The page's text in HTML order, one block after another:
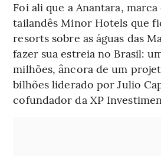
Foi ali que a Anantara,
tailandês Minor Hotels que
resorts sobre as águas das
fazer sua estreia no Brasil:
milhões, âncora de um
bilhões liderado por Julio
cofundador da XP